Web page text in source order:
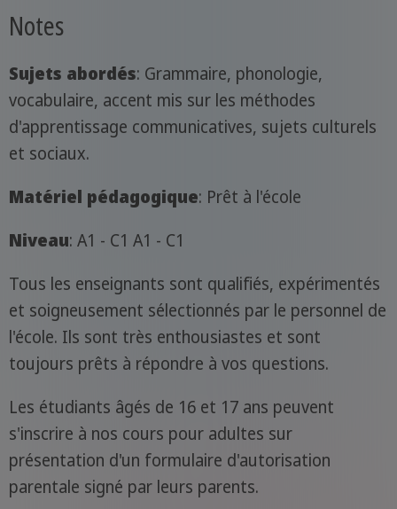
Notes
Sujets abordés: Grammaire, phonologie,
vocabulaire, accent mis sur les méthodes
d'apprentissage communicatives, sujets culturels
et sociaux.
Matériel pédagogique: Prêt à l'école
Niveau: A1 - C1 A1 - C1
Tous les enseignants sont qualifiés, expérimentés
et soigneusement sélectionnés par le personnel de
l'école. Ils sont très enthousiastes et sont
toujours prêts à répondre à vos questions.
Les étudiants âgés de 16 et 17 ans peuvent
s'inscrire à nos cours pour adultes sur
présentation d'un formulaire d'autorisation
parentale signé par leurs parents.